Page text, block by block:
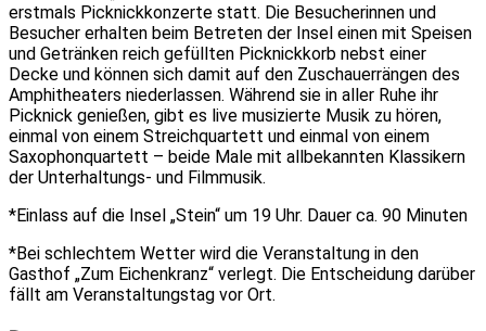
erstmals Picknickkonzerte statt. Die Besucherinnen und
Besucher erhalten beim Betreten der Insel einen mit Speisen
und Getränken reich gefüllten Picknickkorb nebst einer
Decke und können sich damit auf den Zuschauerrängen des
Amphitheaters niederlassen. Während sie in aller Ruhe ihr
Picknick genießen, gibt es live musizierte Musik zu hören,
einmal von einem Streichquartett und einmal von einem
Saxophonquartett – beide Male mit allbekannten Klassikern
der Unterhaltungs- und Filmmusik.
*Einlass auf die Insel „Stein“ um 19 Uhr. Dauer ca. 90 Minuten
*Bei schlechtem Wetter wird die Veranstaltung in den
Gasthof „Zum Eichenkranz“ verlegt. Die Entscheidung darüber
fällt am Veranstaltungstag vor Ort.